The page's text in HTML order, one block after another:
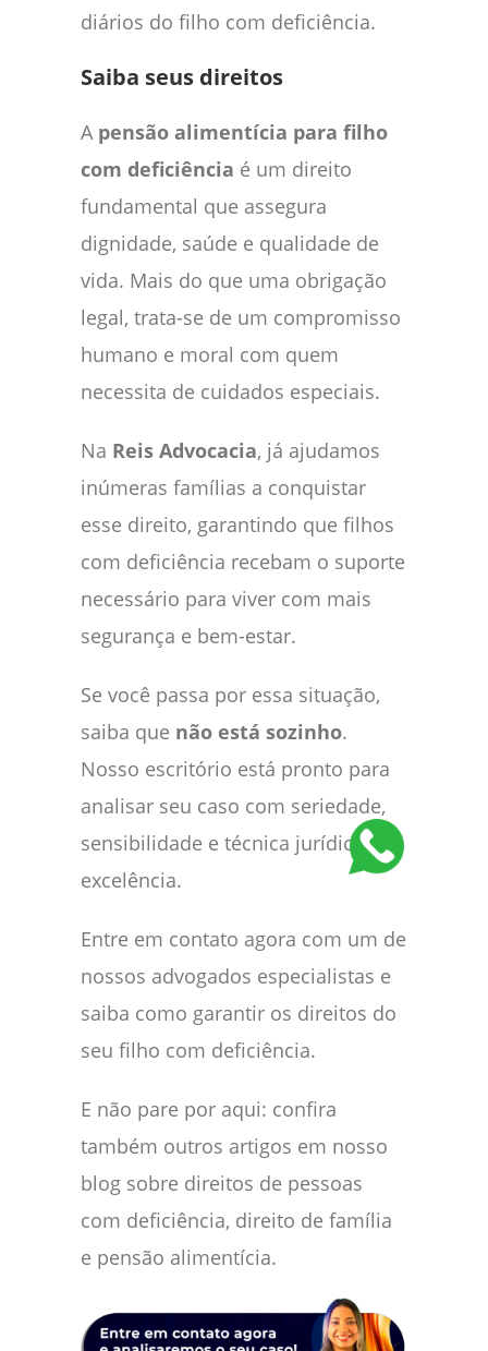
diários do filho com deficiência.
Saiba seus direitos
A pensão alimentícia para filho
com deficiência é um direito
fundamental que assegura
dignidade, saúde e qualidade de
vida. Mais do que uma obrigação
legal, trata-se de um compromisso
humano e moral com quem
necessita de cuidados especiais.
Na Reis Advocacia, já ajudamos
inúmeras famílias a conquistar
esse direito, garantindo que filhos
com deficiência recebam o suporte
necessário para viver com mais
segurança e bem-estar.
Se você passa por essa situação,
saiba que não está sozinho.
Nosso escritório está pronto para
analisar seu caso com seriedade,
sensibilidade e técnica jurídica de
excelência.
Entre em contato agora com um de
nossos advogados especialistas e
saiba como garantir os direitos do
seu filho com deficiência.
E não pare por aqui: confira
também outros artigos em nosso
blog sobre direitos de pessoas
com deficiência, direito de família
e pensão alimentícia.